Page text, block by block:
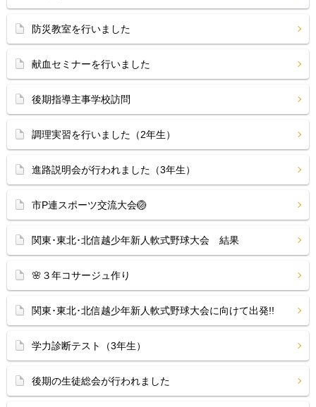
防災教室を行いました
献血セミナーを行いました
後期指導主事学校訪問
調理実習を行いました（2年生）
進路説明会が行われました（3年生）
市P連スポーツ交流大会🏐
関東･東北･北信越少年新人軟式野球大会 結果
🌸３年コサージュ作り
関東･東北･北信越少年新人軟式野球大会に向けて出発!!
学力診断テスト（3年生）
後期の生徒総会が行われました